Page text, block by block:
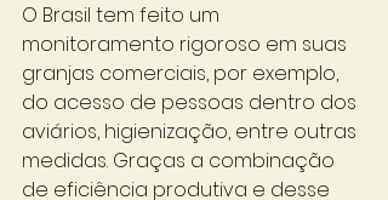
O Brasil tem feito um
monitoramento rigoroso em suas
granjas comerciais, por exemplo,
do acesso de pessoas dentro dos
aviários, higienização, entre outras
medidas. Graças a combinação
de eficiência produtiva e desse